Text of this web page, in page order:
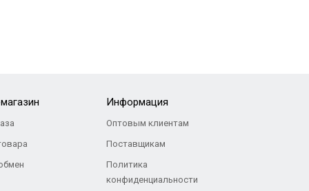
Информация
Оптовым клиентам
Поставщикам
Политика
конфиденциальности